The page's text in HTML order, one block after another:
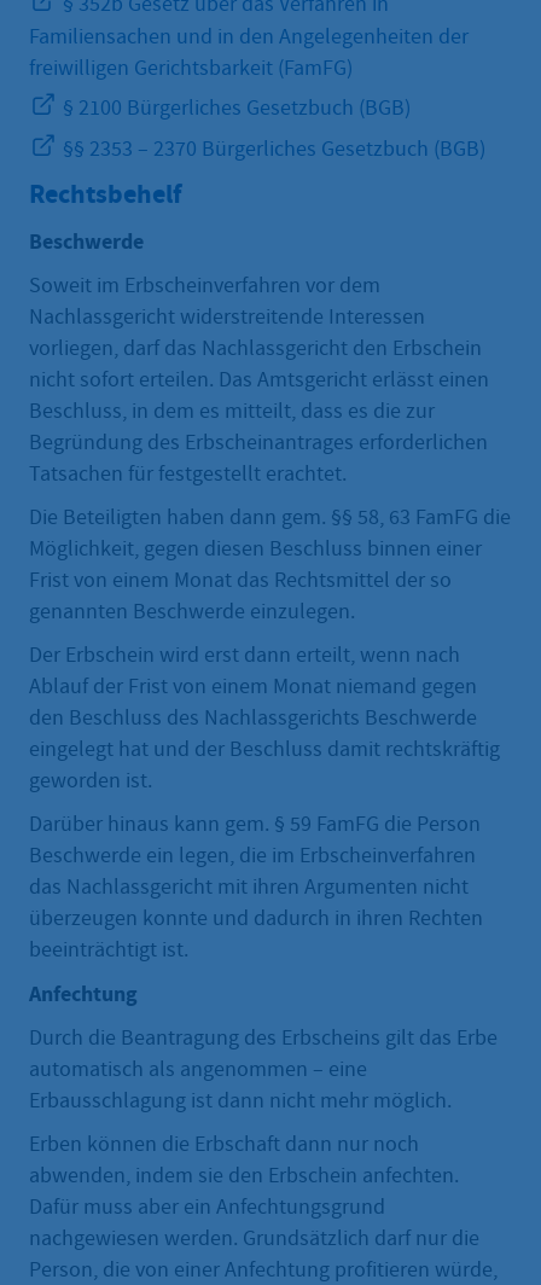
Familiensachen und in den Angelegenheiten der
freiwilligen Gerichtsbarkeit (FamFG)
§ 2100 Bürgerliches Gesetzbuch (BGB)
§§ 2353 – 2370 Bürgerliches Gesetzbuch (BGB)
Rechtsbehelf
Beschwerde
Soweit im Erbscheinverfahren vor dem
Nachlassgericht widerstreitende Interessen
vorliegen, darf das Nachlassgericht den Erbschein
nicht sofort erteilen. Das Amtsgericht erlässt einen
Beschluss, in dem es mitteilt, dass es die zur
Begründung des Erbscheinantrages erforderlichen
Tatsachen für festgestellt erachtet.
Die Beteiligten haben dann gem. §§ 58, 63 FamFG die
Möglichkeit, gegen diesen Beschluss binnen einer
Frist von einem Monat das Rechtsmittel der so
genannten Beschwerde einzulegen.
Der Erbschein wird erst dann erteilt, wenn nach
Ablauf der Frist von einem Monat niemand gegen
den Beschluss des Nachlassgerichts Beschwerde
eingelegt hat und der Beschluss damit rechtskräftig
geworden ist.
Darüber hinaus kann gem. § 59 FamFG die Person
Beschwerde ein legen, die im Erbscheinverfahren
das Nachlassgericht mit ihren Argumenten nicht
überzeugen konnte und dadurch in ihren Rechten
beeinträchtigt ist.
Anfechtung
Durch die Beantragung des Erbscheins gilt das Erbe
automatisch als angenommen – eine
Erbausschlagung ist dann nicht mehr möglich.
Erben können die Erbschaft dann nur noch
abwenden, indem sie den Erbschein anfechten.
Dafür muss aber ein Anfechtungsgrund
nachgewiesen werden. Grundsätzlich darf nur die
Person, die von einer Anfechtung profitieren würde,